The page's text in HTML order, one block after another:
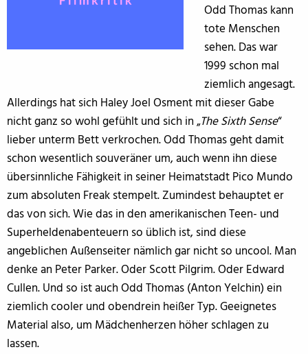
Odd Thomas kann
tote Menschen
sehen. Das war
1999 schon mal
ziemlich angesagt.
Allerdings hat sich Haley Joel Osment mit dieser Gabe
nicht ganz so wohl gefühlt und sich in „The Sixth Sense“
lieber unterm Bett verkrochen. Odd Thomas geht damit
schon wesentlich souveräner um, auch wenn ihn diese
übersinnliche Fähigkeit in seiner Heimatstadt Pico Mundo
zum absoluten Freak stempelt. Zumindest behauptet er
das von sich. Wie das in den amerikanischen Teen- und
Superheldenabenteuern so üblich ist, sind diese
angeblichen Außenseiter nämlich gar nicht so uncool. Man
denke an Peter Parker. Oder Scott Pilgrim. Oder Edward
Cullen. Und so ist auch Odd Thomas (Anton Yelchin) ein
ziemlich cooler und obendrein heißer Typ. Geeignetes
Material also, um Mädchenherzen höher schlagen zu
lassen.